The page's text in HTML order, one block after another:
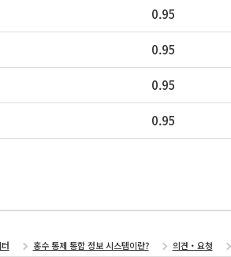
0.95
0.95
0.95
0.95
홍수 통제 통합 정보 시스템이란? 의견・요청